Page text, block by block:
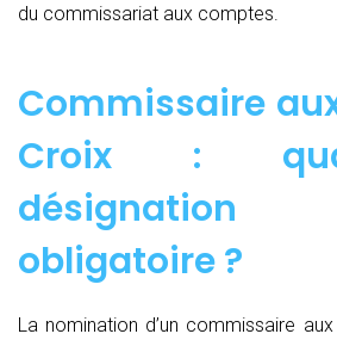
du commissariat aux comptes.
Commissaire
Croix :
désignation
obligatoire ?
La nomination d’un commissaire